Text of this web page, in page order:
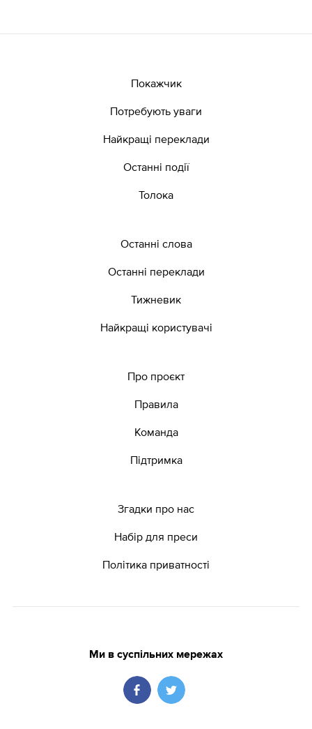
Покажчик
Потребують уваги
Найкращі переклади
Останні події
Толока
Останні слова
Останні переклади
Тижневик
Найкращі користувачі
Про проєкт
Правила
Команда
Підтримка
Згадки про нас
Набір для преси
Політика приватності
Ми в суспільних мережах